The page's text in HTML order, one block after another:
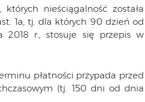
nieściągalność została
1a, tj. dla których 90 dzień od
2018 r., stosuje się przepis w
płatności przypada przed
(tj. 150 dni od dnia